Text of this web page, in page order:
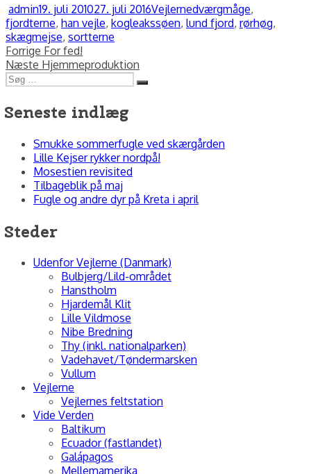
Forfatter
adminUdgivet
19. juli 201027. juli 2016Kategorier
VejlerneTags
dværgmåge,
fjordterne, han vejle, kogleakssøen, lund fjord, rørhøg,
skægmejse, sortterne
Indlægsnavigation
Forrige Forrige
indlæg:
For fed!
Næste Næste
indlæg:
Hjemmeproduktion
Søg
efter:
Søg
Seneste indlæg
Smukke sommerfugle ved skærgården
Lille Kejser rykker nordpå!
Mosestien revisited
Tilbageblik på maj
Fugle og andre dyr på Kreta i april
Steder
Udenfor Vejlerne (Danmark)
Bulbjerg/Lild-området
Hanstholm
Hjardemål Klit
Lille Vildmose
Nibe Bredning
Thy (inkl. nationalparken)
Vadehavet/Tøndermarsken
Vullum
Vejlerne
Vejlernes feltstation
Vide Verden
Baltikum
Ecuador (fastlandet)
Galápagos
Mellemamerika